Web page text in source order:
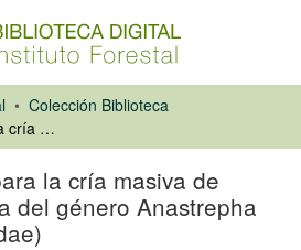
Colección Biblioteca
Dietas larvarias para la cría masiva de moscas de la fruta del género Anastrepha (Diptera: Tephritidae)
la cría masiva de
del género Anastrepha